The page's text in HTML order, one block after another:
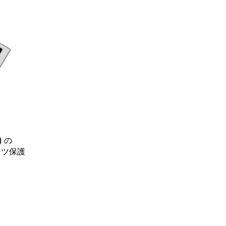
の
保護